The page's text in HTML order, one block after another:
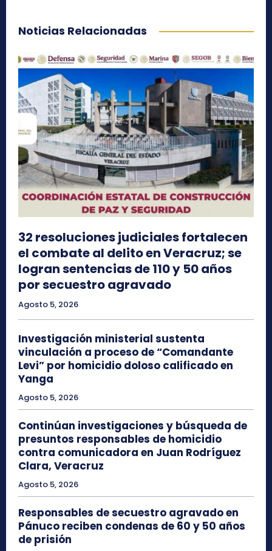
Noticias Relacionadas
32 resoluciones judiciales fortalecen
el combate al delito en Veracruz; se
logran sentencias de 110 y 50 años
por secuestro agravado
Agosto 5, 2026
Investigación ministerial sustenta
vinculación a proceso de “Comandante
Levi” por homicidio doloso calificado en
Yanga
Agosto 5, 2026
Continúan investigaciones y búsqueda de
presuntos responsables de homicidio
contra comunicadora en Juan Rodríguez
Clara, Veracruz
Agosto 5, 2026
Responsables de secuestro agravado en
Pánuco reciben condenas de 60 y 50 años
de prisión